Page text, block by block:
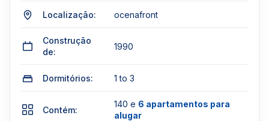
Localização: ocenafront
Construção
de:
1990
Dormitórios: 1 to 3
Contém:
140 e 6 apartamentos para
alugar